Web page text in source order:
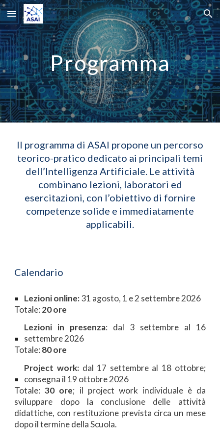
Skip to main content Skip to navigation
Programma
Il programma di ASAI propone un percorso
teorico-pratico dedicato ai principali temi
dell’Intelligenza Artificiale. Le attività
combinano lezioni, laboratori ed
esercitazioni, con l’obiettivo di fornire
competenze solide e immediatamente
applicabili.
Calendario
Lezioni online:31 agosto, 1 e 2 settembre 2026
Totale:20 ore
Lezioni in presenza: dal 3 settembre al 16
settembre 2026
Totale:80 ore
Project work: dal 17 settembre al 18 ottobre;
consegna il 19 ottobre 2026
Totale:30 ore; il project work individuale è da
sviluppare dopo la conclusione delle attività
didattiche, con restituzione prevista circa un mese
dopo il termine della Scuola.